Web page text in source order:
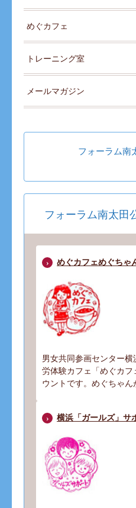
めぐカフェ
トレーニング室
メールマガジン
フォーラム南
フォーラム南太田
めぐカフェめぐちゃ
男女共同参画センター
労体験カフェ「めぐカ
ウントです。めぐちゃん
横浜「ガールズ」サ